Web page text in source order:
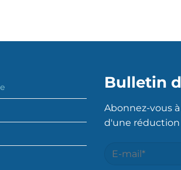
Bulletin
Abonnez-vous
d'une réduction